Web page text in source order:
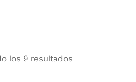
los 9 resultados